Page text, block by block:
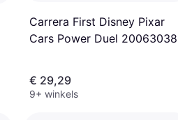
Carrera First Disney Pixar
Cars Power Duel 20063038
€ 29,29
9+ winkels